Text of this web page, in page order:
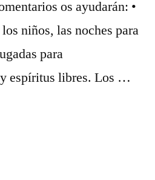
os ayudarán: •
niños, las noches para
para
espíritus libres. Los …